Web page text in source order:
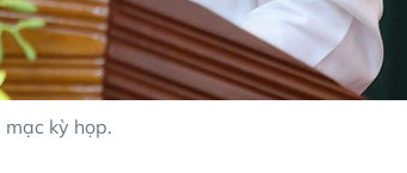
kỳ họp.